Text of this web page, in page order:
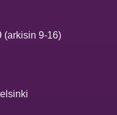
(arkisin 9-16)